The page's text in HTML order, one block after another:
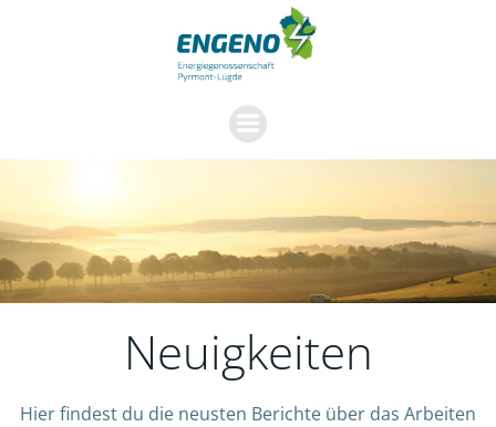
Zum
Inhalt
springen
Neuigkeiten
Hier findest du die neusten Berichte über das Arbeiten